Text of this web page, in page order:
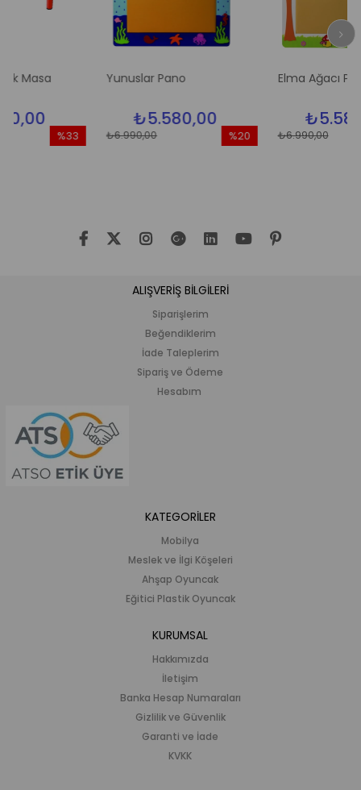
Yunuslar Pano
₺5.580,00
₺6.990,00
Elma Ağacı Pano
₺5.580,00
₺6.990,00
ALIŞVERİŞ BİLGİLERİ
Siparişlerim
Beğendiklerim
İade Taleplerim
Sipariş ve Ödeme
Hesabım
KATEGORİLER
Mobilya
Meslek ve İlgi Köşeleri
Ahşap Oyuncak
Eğitici Plastik Oyuncak
KURUMSAL
Hakkımızda
İletişim
Banka Hesap Numaraları
Gizlilik ve Güvenlik
Garanti ve İade
KVKK